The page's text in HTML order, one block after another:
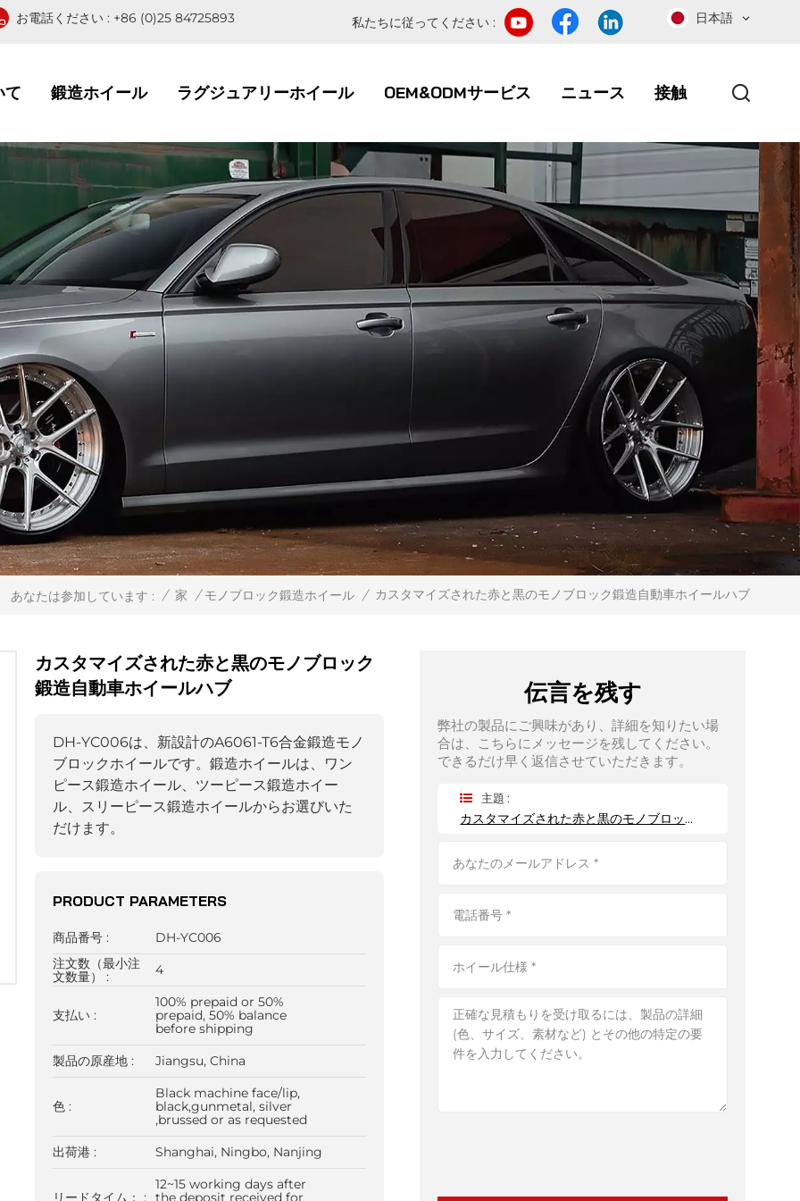
お電話ください : +86 (0)25 84725893 日本語
私たちに従ってください :
て 鍛造ホイール ラグジュアリーホイール OEM&ODMサービス ニュース 接触
あなたは参加しています : / 家 / モノブロック鍛造ホイール / カスタマイズされた赤と黒のモノブロック鍛造自動車ホイールハブ
カスタマイズされた赤と黒のモノブロック
鍛造自動車ホイールハブ
DH-YC006は、新設計のA6061-T6合金鍛造モノ
ブロックホイールです。鍛造ホイールは、ワン
ピース鍛造ホイール、ツーピース鍛造ホイー
ル、スリーピース鍛造ホイールからお選びいた
だけます。
PRODUCT PARAMETERS
商品番号 :
DH-YC006
注文数（最小注
文数量） :
4
支払い :
100% prepaid or 50%
prepaid, 50% balance
before shipping
製品の原産地 :
Jiangsu, China
色 :
Black machine face/lip,
black,gunmetal, silver
,brussed or as requested
出荷港 :
Shanghai, Ningbo, Nanjing
リードタイム： :
12~15 working days after
the deposit received for
伝言を残す
弊社の製品にご興味があり、詳細を知りたい場
合は、こちらにメッセージを残してください。
できるだけ早く返信させていただきます。
主題 :
カスタマイズされた赤と黒のモノブロック鍛造自動車ホイールハブ